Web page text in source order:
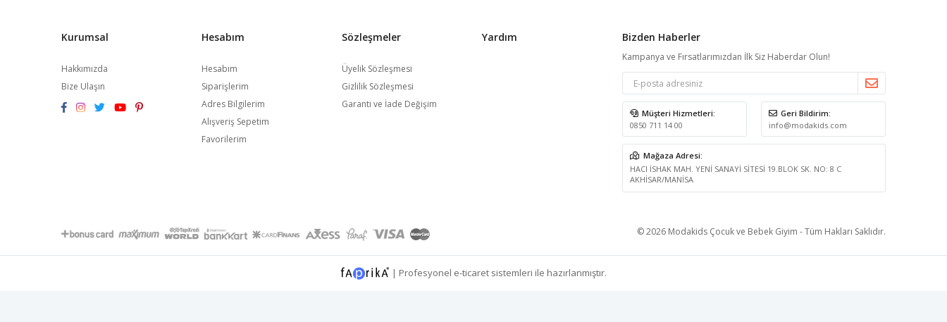
Kurumsal
Hakkımızda
Bize Ulaşın
Hesabım
Hesabım
Siparişlerim
Adres Bilgilerim
Alışveriş Sepetim
Favorilerim
Sözleşmeler
Üyelik Sözleşmesi
Gizlilik Sözleşmesi
Garanti ve İade Değişim
Yardım Bizden Haberler
Kampanya ve Fırsatlarımızdan İlk Siz Haberdar Olun!
Müşteri Hizmetleri:
0850 711 14 00
Geri Bildirim:
info@modakids.com
Mağaza Adresi:
HACI İSHAK MAH. YENİ SANAYİ SİTESİ 19.BLOK SK. NO: 8 C
AKHİSAR/MANİSA
© 2026 Modakids Çocuk ve Bebek Giyim - Tüm Hakları Saklıdır.
| Profesyonel e-ticaret sistemleri ile hazırlanmıştır.